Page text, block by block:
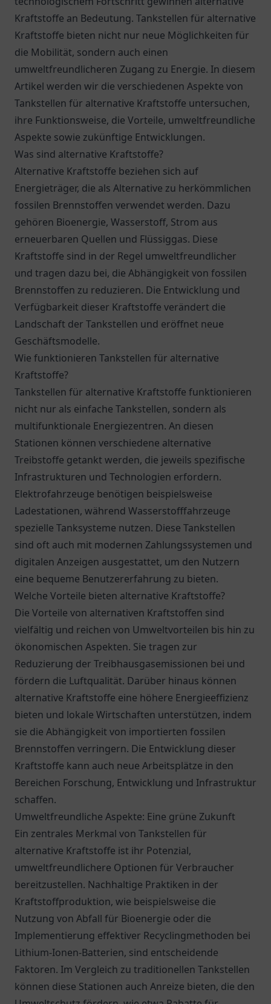
Kraftstoffe an Bedeutung. Tankstellen für alternative
Kraftstoffe bieten nicht nur neue Möglichkeiten für
die Mobilität, sondern auch einen
umweltfreundlicheren Zugang zu Energie. In diesem
Artikel werden wir die verschiedenen Aspekte von
Tankstellen für alternative Kraftstoffe untersuchen,
ihre Funktionsweise, die Vorteile, umweltfreundliche
Aspekte sowie zukünftige Entwicklungen.
Was sind alternative Kraftstoffe?
Alternative Kraftstoffe beziehen sich auf
Energieträger, die als Alternative zu herkömmlichen
fossilen Brennstoffen verwendet werden. Dazu
gehören Bioenergie, Wasserstoff, Strom aus
erneuerbaren Quellen und Flüssiggas. Diese
Kraftstoffe sind in der Regel umweltfreundlicher
und tragen dazu bei, die Abhängigkeit von fossilen
Brennstoffen zu reduzieren. Die Entwicklung und
Verfügbarkeit dieser Kraftstoffe verändert die
Landschaft der Tankstellen und eröffnet neue
Geschäftsmodelle.
Wie funktionieren Tankstellen für alternative
Kraftstoffe?
Tankstellen für alternative Kraftstoffe funktionieren
nicht nur als einfache Tankstellen, sondern als
multifunktionale Energiezentren. An diesen
Stationen können verschiedene alternative
Treibstoffe getankt werden, die jeweils spezifische
Infrastrukturen und Technologien erfordern.
Elektrofahrzeuge benötigen beispielsweise
Ladestationen, während Wasserstofffahrzeuge
spezielle Tanksysteme nutzen. Diese Tankstellen
sind oft auch mit modernen Zahlungssystemen und
digitalen Anzeigen ausgestattet, um den Nutzern
eine bequeme Benutzererfahrung zu bieten.
Welche Vorteile bieten alternative Kraftstoffe?
Die Vorteile von alternativen Kraftstoffen sind
vielfältig und reichen von Umweltvorteilen bis hin zu
ökonomischen Aspekten. Sie tragen zur
Reduzierung der Treibhausgasemissionen bei und
fördern die Luftqualität. Darüber hinaus können
alternative Kraftstoffe eine höhere Energieeffizienz
bieten und lokale Wirtschaften unterstützen, indem
sie die Abhängigkeit von importierten fossilen
Brennstoffen verringern. Die Entwicklung dieser
Kraftstoffe kann auch neue Arbeitsplätze in den
Bereichen Forschung, Entwicklung und Infrastruktur
schaffen.
Umweltfreundliche Aspekte: Eine grüne Zukunft
Ein zentrales Merkmal von Tankstellen für
alternative Kraftstoffe ist ihr Potenzial,
umweltfreundlichere Optionen für Verbraucher
bereitzustellen. Nachhaltige Praktiken in der
Kraftstoffproduktion, wie beispielsweise die
Nutzung von Abfall für Bioenergie oder die
Implementierung effektiver Recyclingmethoden bei
Lithium-Ionen-Batterien, sind entscheidende
Faktoren. Im Vergleich zu traditionellen Tankstellen
können diese Stationen auch Anreize bieten, die den